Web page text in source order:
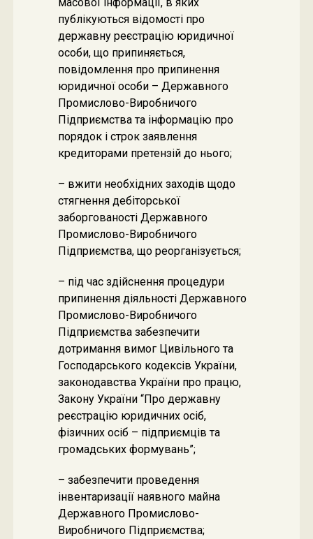
публікуються відомості про
державну реєстрацію юридичної
особи, що припиняється,
повідомлення про припинення
юридичної особи – Державного
Промислово-Виробничого
Підприємства та інформацію про
порядок і строк заявлення
кредиторами претензій до нього;
– вжити необхідних заходів щодо
стягнення дебіторської
заборгованості Державного
Промислово-Виробничого
Підприємства, що реорганізується;
– під час здійснення процедури
припинення діяльності Державного
Промислово-Виробничого
Підприємства забезпечити
дотримання вимог Цивільного та
Господарського кодексів України,
законодавства України про працю,
Закону України “Про державну
реєстрацію юридичних осіб,
фізичних осіб – підприємців та
громадських формувань”;
– забезпечити проведення
інвентаризації наявного майна
Державного Промислово-
Виробничого Підприємства;